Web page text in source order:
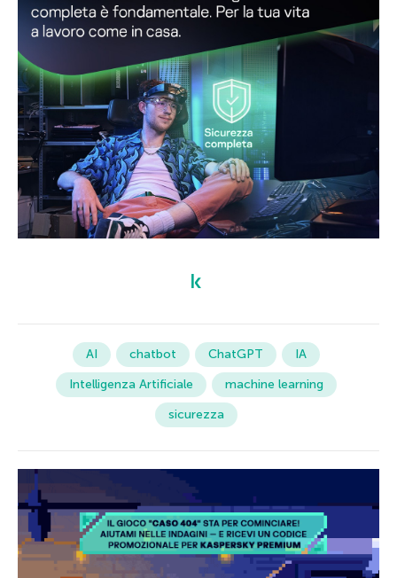
AI chatbot ChatGPT
IA
Intelligenza Artificiale
machine learning
sicurezza